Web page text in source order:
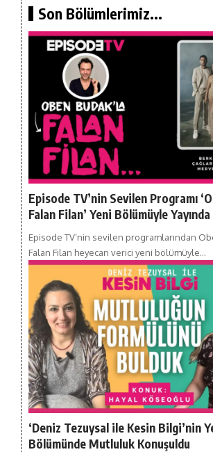
Son Bölümlerimiz...
Episode TV’nin Sevilen Programı
Falan Filan’ Yeni Bölümüyle Yayında
Episode TV’nin sevilen programlarından
Falan Filan heyecan verici yeni bölümüyle…
‘Deniz Tezuysal ile Kesin Bilgi’nin
Bölümünde Mutluluk Konuşuldu